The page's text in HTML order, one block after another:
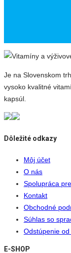
Je na Slovenskom
vysoko kvalitné
kapsúl.
Dôležité odkazy
Môj účet
O nás
Spolupráca
Kontakt
Obchodné
Súhlas so
Odstúpenie
E-SHOP